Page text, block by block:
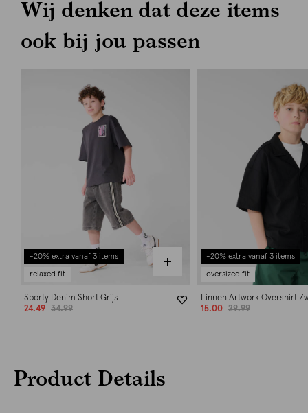
Wij denken dat deze items
ook bij jou passen
-20% extra vanaf 3 items
relaxed fit
Sporty Denim Short Grijs
24.49
34.99
-20% extra vanaf 3 items
oversized fit
Linnen Artwork Overshirt
15.00
29.99
Product Details